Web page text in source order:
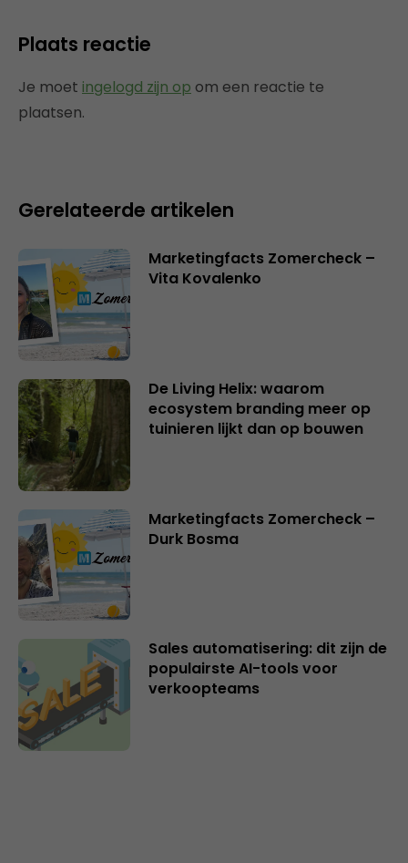
Plaats reactie
Je moet ingelogd zijn op om een reactie te
plaatsen.
Gerelateerde artikelen
Marketingfacts Zomercheck –
Vita Kovalenko
De Living Helix: waarom
ecosystem branding meer op
tuinieren lijkt dan op bouwen
Marketingfacts Zomercheck –
Durk Bosma
Sales automatisering: dit zijn de
populairste AI-tools voor
verkoopteams